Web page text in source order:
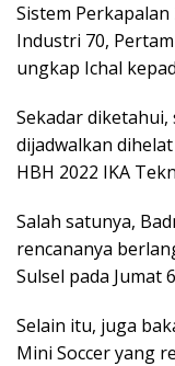
Sistem
Industri 70,
ungkap Ichal
Sekadar
dijadwalkan
HBH 2022 IKA
Salah satunya,
rencananya
Sulsel pada Jumat
Selain itu, juga
Mini Soccer yang